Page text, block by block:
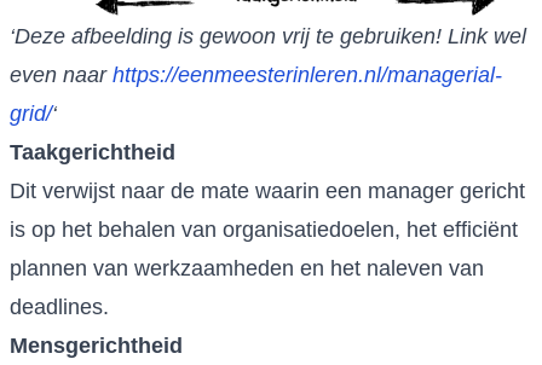
‘Deze afbeelding is gewoon vrij te gebruiken! Link wel
even naar https://eenmeesterinleren.nl/managerial-
grid/‘
Taakgerichtheid
Dit verwijst naar de mate waarin een manager gericht
is op het behalen van organisatiedoelen, het efficiënt
plannen van werkzaamheden en het naleven van
deadlines.
Mensgerichtheid